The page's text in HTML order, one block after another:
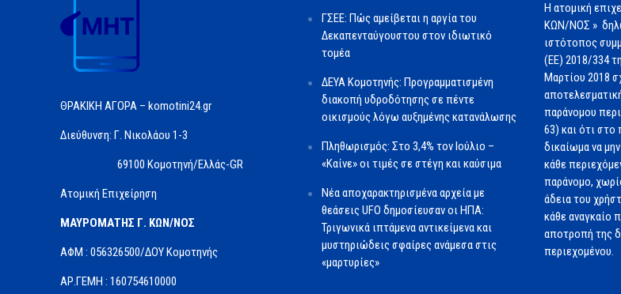
ΘΡΑΚΙΚΗ ΑΓΟΡΑ – komotini24.gr
Διεύθυνση: Γ. Νικολάου 1-3
69100 Κομοτηνή/Ελλάς-GR
Ατομική Επιχείρηση
ΜΑΥΡΟΜΑΤΗΣ Γ. ΚΩΝ/ΝΟΣ
ΑΦΜ : 056326500/ΔOΥ Κομοτηνής
ΑΡ.ΓΕΜΗ : 160754610000
ΓΣΕΕ: Πώς αμείβεται η αργία του
Δεκαπενταύγουστου στον ιδιωτικό
τομέα
ΔΕΥΑ Κομοτηνής: Προγραμματισμένη
διακοπή υδροδότησης σε πέντε
οικισμούς λόγω αυξημένης κατανάλωσης
Πληθωρισμός: Στο 3,4% τον Ιούλιο –
«Καίνε» οι τιμές σε στέγη και καύσιμα
Νέα αποχαρακτηρισμένα αρχεία με
θεάσεις UFO δημοσίευσαν οι ΗΠΑ:
Τριγωνικά ιπτάμενα αντικείμενα και
μυστηριώδεις σφαίρες ανάμεσα στις
«μαρτυρίες»
Η ατομική
ΚΩΝ/ΝΟΣ »
ιστότοπος
(ΕΕ) 2018/334
Μαρτίου 2018
παράνομου
63) και ότι στο
δικαίωμα να
κάθε
παράνομο,
άδεια του
κάθε αναγκαίο
αποτροπή της
περιεχομένου.